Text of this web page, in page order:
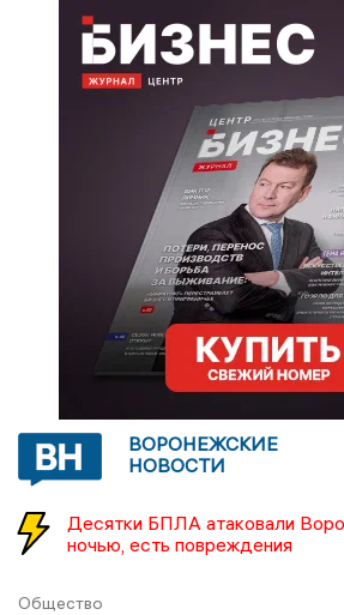
ВОРОНЕЖСКИЕ
НОВОСТИ
Десятки БПЛА атаковали
ночью, есть повреждения
Общество